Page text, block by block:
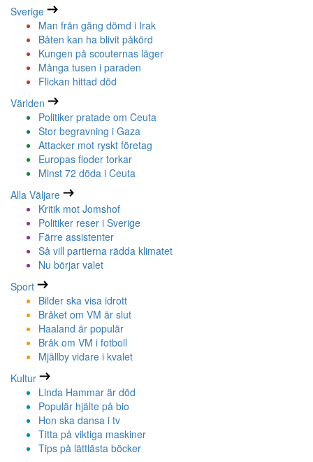
Sverige
Man från gäng dömd i Irak
Båten kan ha blivit påkörd
Kungen på scouternas läger
Många tusen i paraden
Flickan hittad död
Världen
Politiker pratade om Ceuta
Stor begravning i Gaza
Attacker mot ryskt företag
Europas floder torkar
Minst 72 döda i Ceuta
Alla Väljare
Kritik mot Jomshof
Politiker reser i Sverige
Färre assistenter
Så vill partierna rädda klimatet
Nu börjar valet
Sport
Bilder ska visa idrott
Bråket om VM är slut
Haaland är populär
Bråk om VM i fotboll
Mjällby vidare i kvalet
Kultur
Linda Hammar är död
Populär hjälte på bio
Hon ska dansa i tv
Titta på viktiga maskiner
Tips på lättlästa böcker